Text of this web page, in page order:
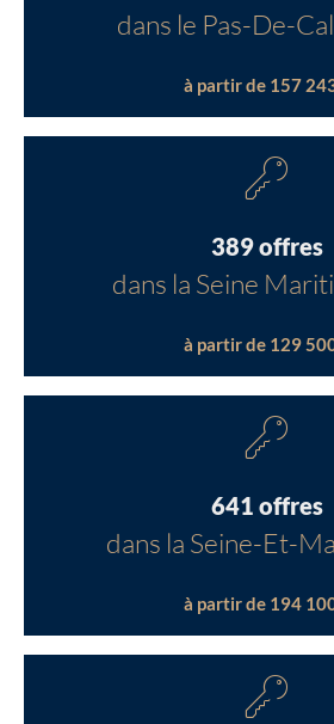
dans le Pas-De-
à partir de 157
389 offres
dans la Seine
à partir de 129
641 offres
dans la Seine-Et-
à partir de 194